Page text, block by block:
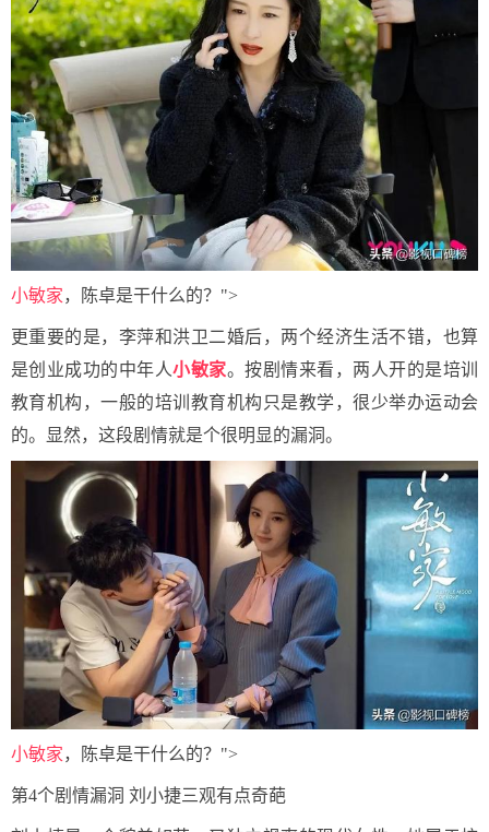
小敏家，陈卓是干什么的？">
更重要的是，李萍和洪卫二婚后，两个经济生活不错，也算
是创业成功的中年人小敏家。按剧情来看，两人开的是培训
教育机构，一般的培训教育机构只是教学，很少举办运动会
的。显然，这段剧情就是个很明显的漏洞。
小敏家，陈卓是干什么的？">
第4个剧情漏洞 刘小捷三观有点奇葩